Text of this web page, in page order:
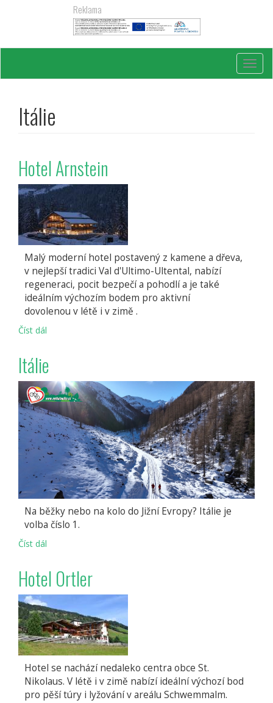
Reklama
Itálie
Hotel Arnstein
Malý moderní hotel postavený z kamene a dřeva,
v nejlepší tradici Val d'Ultimo-Ultental, nabízí
regeneraci, pocit bezpečí a pohodlí a je také
ideálním výchozím bodem pro aktivní
dovolenou v létě i v zimě .
Číst dál
Itálie
Na běžky nebo na kolo do Jižní Evropy? Itálie je
volba číslo 1.
Číst dál
Hotel Ortler
Hotel se nachází nedaleko centra obce St.
Nikolaus. V létě i v zimě nabízí ideální výchozí bod
pro pěší túry i lyžování v areálu Schwemmalm.